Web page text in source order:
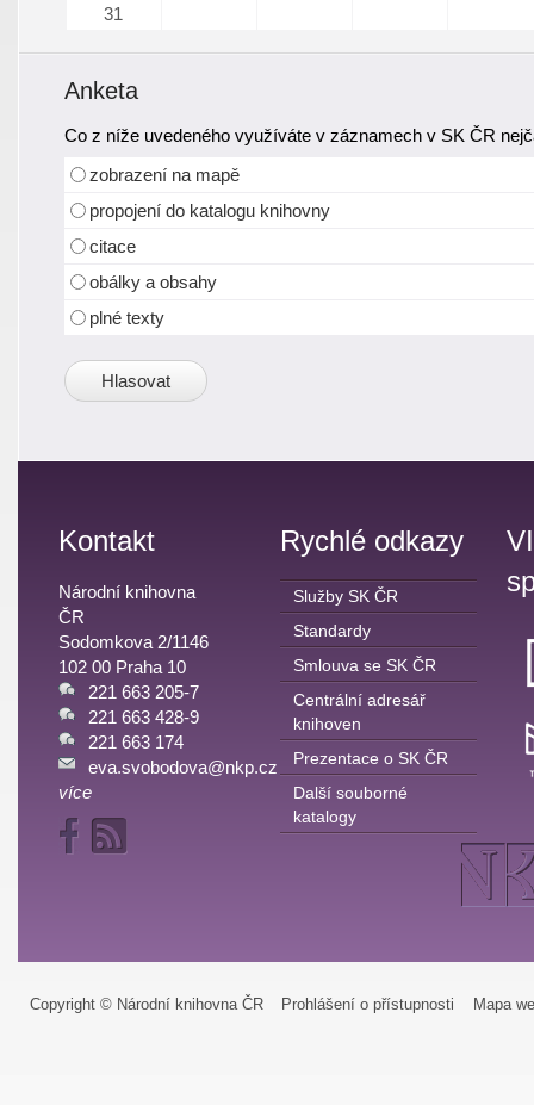
31
Anketa
Co z níže uvedeného využíváte v záznamech v SK ČR
zobrazení na mapě
propojení do katalogu knihovny
citace
obálky a obsahy
plné texty
Kontakt
Národní knihovna
ČR
Sodomkova 2/1146
102 00 Praha 10
221 663 205-7
221 663 428-9
221 663 174
eva.svobodova@nkp.cz
více
Rychlé odkazy
Služby SK ČR
Standardy
Smlouva se SK ČR
Centrální adresář
knihoven
Prezentace o SK ČR
Další souborné
katalogy
Copyright © Národní knihovna ČR Prohlášení o přístupnosti Mapa